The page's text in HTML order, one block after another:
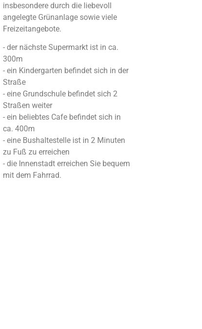
insbesondere durch die liebevoll
angelegte Grünanlage sowie viele
Freizeitangebote.
- der nächste Supermarkt ist in ca.
300m
- ein Kindergarten befindet sich in der
Straße
- eine Grundschule befindet sich 2
Straßen weiter
- ein beliebtes Cafe befindet sich in
ca. 400m
- eine Bushaltestelle ist in 2 Minuten
zu Fuß zu erreichen
- die Innenstadt erreichen Sie bequem
mit dem Fahrrad.